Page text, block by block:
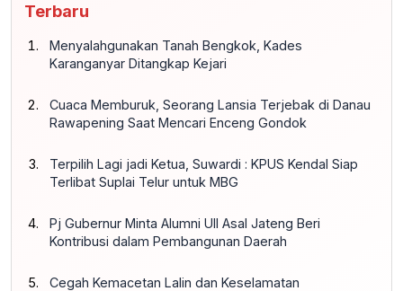
Terbaru
Menyalahgunakan Tanah Bengkok, Kades
Karanganyar Ditangkap Kejari
Cuaca Memburuk, Seorang Lansia Terjebak di Danau
Rawapening Saat Mencari Enceng Gondok
Terpilih Lagi jadi Ketua, Suwardi : KPUS Kendal Siap
Terlibat Suplai Telur untuk MBG
Pj Gubernur Minta Alumni UII Asal Jateng Beri
Kontribusi dalam Pembangunan Daerah
Cegah Kemacetan Lalin dan Keselamatan